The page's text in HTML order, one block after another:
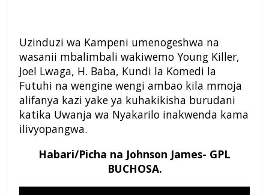
Uzinduzi wa Kampeni umenogeshwa na
wasanii mbalimbali wakiwemo Young Killer,
Joel Lwaga, H. Baba, Kundi la Komedi la
Futuhi na wengine wengi ambao kila mmoja
alifanya kazi yake ya kuhakikisha burudani
katika Uwanja wa Nyakarilo inakwenda kama
ilivyopangwa.
Habari/Picha na Johnson James- GPL
BUCHOSA.